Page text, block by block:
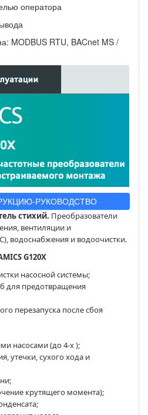
оператора
MODBUS RTU, BACnet MS /
РУКОВОДСТВО
стихий. Преобразователи
вентиляции и
водоснабжения и водоочистки.
G120X
насосной системы;
для предотвращения
перезапуска после сбоя
насосами (до 4-х );
утечки, сухого хода и
крутящего момента);